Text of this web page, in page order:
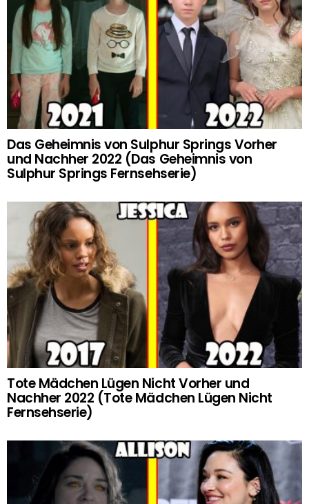
Das Geheimnis von Sulphur Springs Vorher
und Nachher 2022 (Das Geheimnis von
Sulphur Springs Fernsehserie)
Tote Mädchen Lügen Nicht Vorher und
Nachher 2022 (Tote Mädchen Lügen Nicht
Fernsehserie)